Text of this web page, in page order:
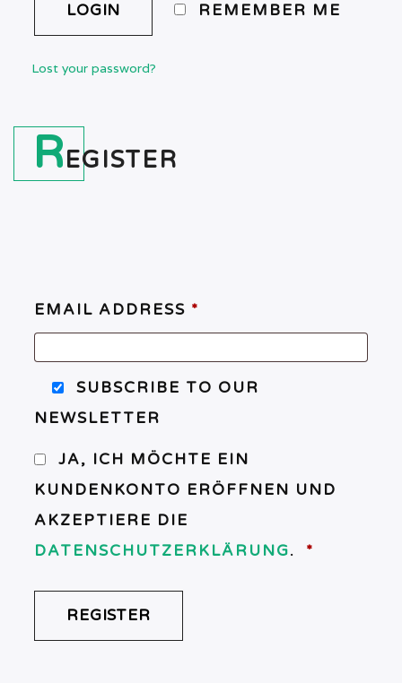
REMEMBER ME
Lost your password?
REGISTER
EMAIL ADDRESS *
SUBSCRIBE TO OUR
NEWSLETTER
JA, ICH MÖCHTE EIN
KUNDENKONTO ERÖFFNEN UND
AKZEPTIERE DIE
DATENSCHUTZERKLÄRUNG. *